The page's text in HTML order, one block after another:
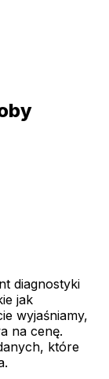
diagnostyki
jak
wyjaśniamy,
na cenę.
które